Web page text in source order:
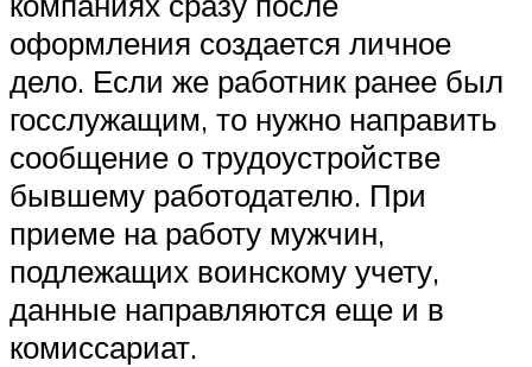
оформления создается личное
дело. Если же работник ранее был
госслужащим, то нужно направить
сообщение о трудоустройстве
бывшему работодателю. При
приеме на работу мужчин,
подлежащих воинскому учету,
данные направляются еще и в
комиссариат.